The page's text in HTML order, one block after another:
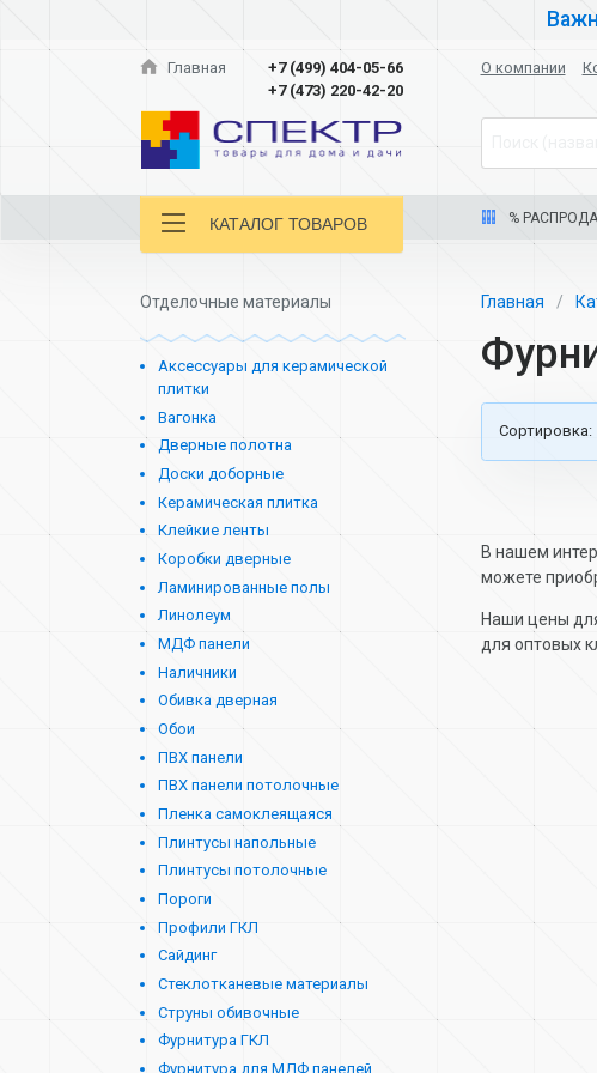
Главная
+7 (499) 404-05-66
+7 (473) 220-42-20
О компании
КАТАЛОГ ТОВАРОВ %
Отделочные материалы
Аксессуары для керамической
плитки
Вагонка
Дверные полотна
Доски доборные
Керамическая плитка
Клейкие ленты
Коробки дверные
Ламинированные полы
Линолеум
МДФ панели
Наличники
Обивка дверная
Обои
ПВХ панели
ПВХ панели потолочные
Пленка самоклеящаяся
Плинтусы напольные
Плинтусы потолочные
Пороги
Профили ГКЛ
Сайдинг
Стеклотканевые материалы
Струны обивочные
Фурнитура ГКЛ
Фурнитура для МДФ панелей
Главная
Cортировка:
В нашем
можете
Наши цены
для оптовых